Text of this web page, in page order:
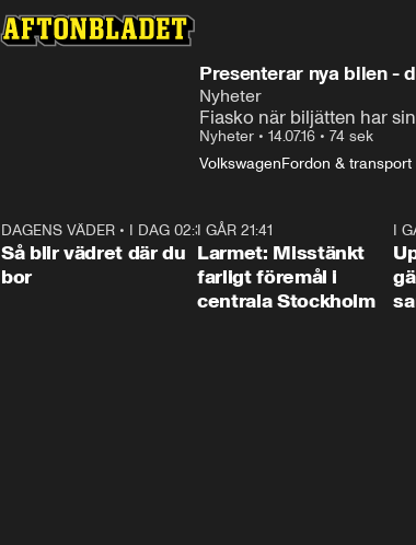
Presenterar nya bilen -
Nyheter
Fiasko när biljätten har
Nyheter • 14.07.16 • 74 sek
VolkswagenFordon & transport
1:06
DAGENS VÄDER • I DAG 02:30
Så blir vädret där du
bor
I GÅR 21:41
Larmet: Misstänkt
farligt föremål i
centrala Stockholm
I